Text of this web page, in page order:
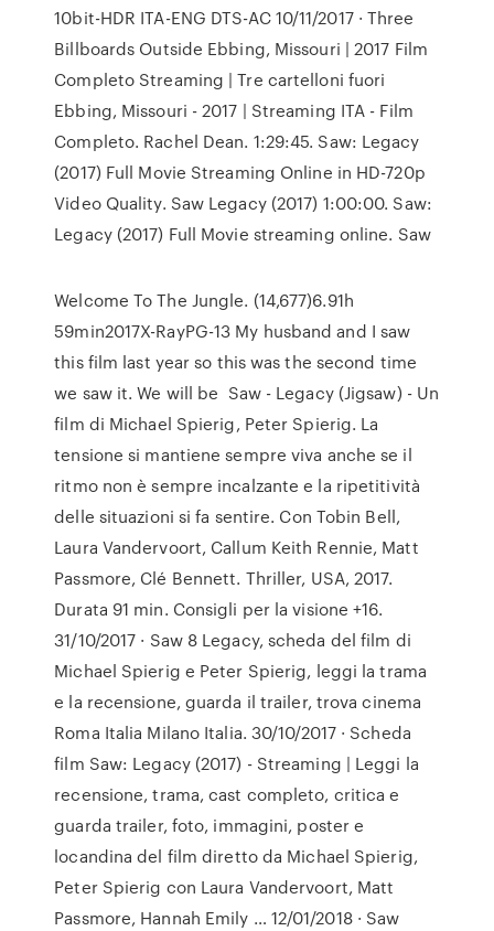
10bit-HDR ITA-ENG DTS-AC 10/11/2017 · Three
Billboards Outside Ebbing, Missouri | 2017 Film
Completo Streaming | Tre cartelloni fuori
Ebbing, Missouri - 2017 | Streaming ITA - Film
Completo. Rachel Dean. 1:29:45. Saw: Legacy
(2017) Full Movie Streaming Online in HD-720p
Video Quality. Saw Legacy (2017) 1:00:00. Saw:
Legacy (2017) Full Movie streaming online. Saw
Welcome To The Jungle. (14,677)6.91h
59min2017X-RayPG-13 My husband and I saw
this film last year so this was the second time
we saw it. We will be Saw - Legacy (Jigsaw) - Un
film di Michael Spierig, Peter Spierig. La
tensione si mantiene sempre viva anche se il
ritmo non è sempre incalzante e la ripetitività
delle situazioni si fa sentire. Con Tobin Bell,
Laura Vandervoort, Callum Keith Rennie, Matt
Passmore, Clé Bennett. Thriller, USA, 2017.
Durata 91 min. Consigli per la visione +16.
31/10/2017 · Saw 8 Legacy, scheda del film di
Michael Spierig e Peter Spierig, leggi la trama
e la recensione, guarda il trailer, trova cinema
Roma Italia Milano Italia. 30/10/2017 · Scheda
film Saw: Legacy (2017) - Streaming | Leggi la
recensione, trama, cast completo, critica e
guarda trailer, foto, immagini, poster e
locandina del film diretto da Michael Spierig,
Peter Spierig con Laura Vandervoort, Matt
Passmore, Hannah Emily … 12/01/2018 · Saw